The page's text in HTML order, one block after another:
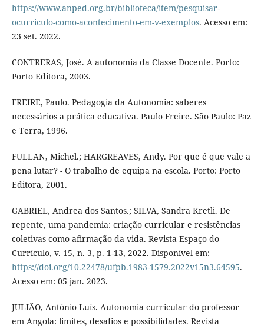
https://www.anped.org.br/biblioteca/item/pesquisar-
ocurriculo-como-acontecimento-em-v-exemplos. Acesso em:
23 set. 2022.
CONTRERAS, José. A autonomia da Classe Docente. Porto:
Porto Editora, 2003.
FREIRE, Paulo. Pedagogia da Autonomia: saberes
necessários a prática educativa. Paulo Freire. São Paulo: Paz
e Terra, 1996.
FULLAN, Michel.; HARGREAVES, Andy. Por que é que vale a
pena lutar? - O trabalho de equipa na escola. Porto: Porto
Editora, 2001.
GABRIEL, Andrea dos Santos.; SILVA, Sandra Kretli. De
repente, uma pandemia: criação curricular e resistências
coletivas como afirmação da vida. Revista Espaço do
Currículo, v. 15, n. 3, p. 1-13, 2022. Disponível em:
https://doi.org/10.22478/ufpb.1983-1579.2022v15n3.64595.
Acesso em: 05 jan. 2023.
JULIÃO, António Luís. Autonomia curricular do professor
em Angola: limites, desafios e possibilidades. Revista